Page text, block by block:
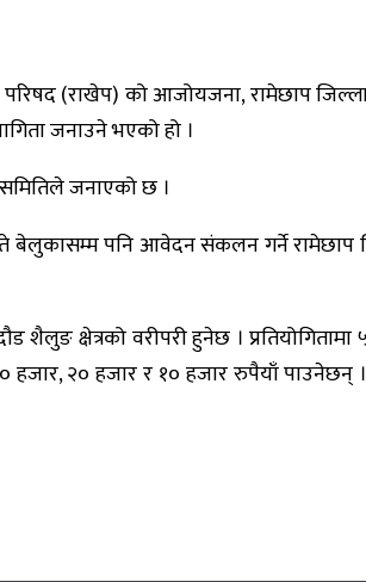
परिषद (राखेप) को आजोयजना, रामेछाप
जनाउने भएको हो ।
जनाएको छ ।
बेलुकासम्म पनि आवेदन संकलन गर्ने
क्षेत्रको वरीपरी हुनेछ । प्रतियोगितामा
२० हजार र १० हजार रुपैयाँ पाउनेछन्